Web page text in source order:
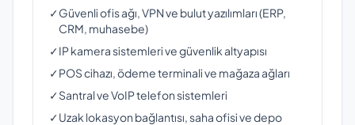
✓Güvenli ofis ağı, VPN ve bulut yazılımları (ERP,
CRM, muhasebe)
✓IP kamera sistemleri ve güvenlik altyapısı
✓POS cihazı, ödeme terminali ve mağaza ağları
✓Santral ve VoIP telefon sistemleri
✓Uzak lokasyon bağlantısı, saha ofisi ve depo